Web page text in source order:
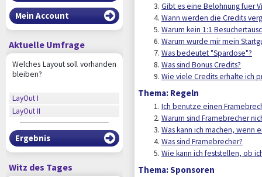
Mein Account
Aktuelle Umfrage
Welches Layout soll vorhanden
bleiben?
LayOut I
LayOut II
Ergebnis
Witz des Tages
Gibt es eine Belohnung fuer
Wann werden die Credits
Warum kein 1:1
Warum wurde mir mein
Was bedeutet "Spardose"?
Was sind Bonus Credits?
Wie viele Credits erhalte ich
Thema: Regeln
Ich benutze einen
Warum sind Framebrecher
Was kann ich machen, wenn
Was sind Framebrecher?
Wie kann ich feststellen, ob
Thema: Sponsoren